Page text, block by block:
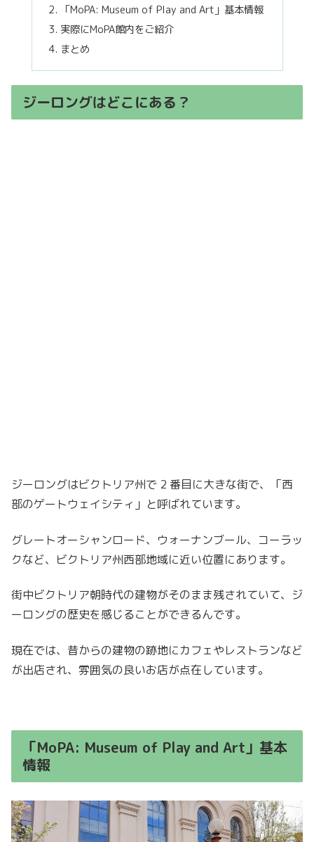
「MoPA: Museum of Play and Art」基本情報
実際にMoPA館内をご紹介
まとめ
ジーロングはどこにある？
ジーロングはビクトリア州で 2 番目に大きな街で、「西
部のゲートウェイシティ」と呼ばれています。
グレートオーシャンロード、ウォーナンブール、コーラッ
クなど、ビクトリア州西部地域に近い位置にあります。
街中ビクトリア朝時代の建物がそのまま残されていて、ジ
ーロングの歴史を感じることができるんです。
現在では、昔からの建物の跡地にカフェやレストランなど
が出店され、雰囲気の良いお店が点在しています。
「MoPA: Museum of Play and Art」基本
情報